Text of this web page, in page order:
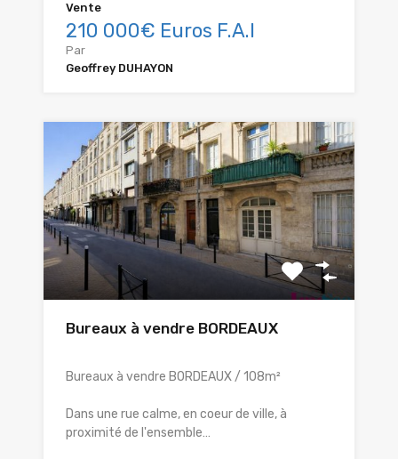
Vente
210 000€ Euros F.A.I
Par
Geoffrey DUHAYON
Bureaux à vendre BORDEAUX
Bureaux à vendre BORDEAUX / 108m²
Dans une rue calme, en coeur de ville, à
proximité de l'ensemble…